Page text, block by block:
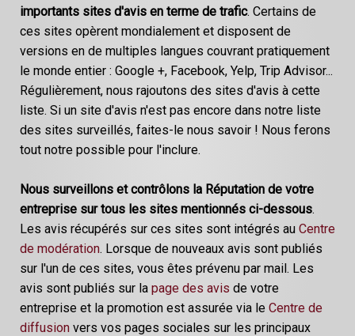
importants sites d'avis en terme de trafic. Certains de
ces sites opèrent mondialement et disposent de
versions en de multiples langues couvrant pratiquement
le monde entier : Google +, Facebook, Yelp, Trip Advisor...
Régulièrement, nous rajoutons des sites d'avis à cette
liste. Si un site d'avis n'est pas encore dans notre liste
des sites surveillés, faites-le nous savoir ! Nous ferons
tout notre possible pour l'inclure.
Nous surveillons et contrôlons la Réputation de votre
entreprise sur tous les sites mentionnés ci-dessous.
Les avis récupérés sur ces sites sont intégrés au Centre
de modération. Lorsque de nouveaux avis sont publiés
sur l'un de ces sites, vous êtes prévenu par mail. Les
avis sont publiés sur la page des avis de votre
entreprise et la promotion est assurée via le Centre de
diffusion vers vos pages sociales sur les principaux